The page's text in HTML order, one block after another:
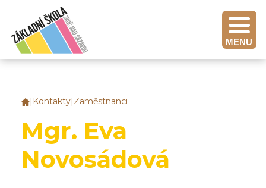
MENU
Základní
Zruč
nad
Sázavou
Kontakty Zaměstnanci
Mgr. Eva
Novosádová